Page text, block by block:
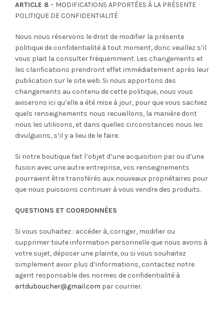
ARTICLE 8 – MODIFICATIONS APPORTÉES À LA PRÉSENTE
POLITIQUE DE CONFIDENTIALITÉ
Nous nous réservons le droit de modifier la présente
politique de confidentialité à tout moment, donc veuillez s’il
vous plait la consulter fréquemment. Les changements et
les clarifications prendront effet immédiatement après leur
publication sur le site web. Si nous apportons des
changements au contenu de cette politique, nous vous
aviserons ici qu’elle a été mise à jour, pour que vous sachiez
quels renseignements nous recueillons, la manière dont
nous les utilisons, et dans quelles circonstances nous les
divulguons, s’il y a lieu de le faire.
Si notre boutique fait l’objet d’une acquisition par ou d’une
fusion avec une autre entreprise, vos renseignements
pourraient être transférés aux nouveaux propriétaires pour
que nous puissions continuer à vous vendre des produits.
QUESTIONS ET COORDONNÉES
Si vous souhaitez : accéder à, corriger, modifier ou
supprimer toute information personnelle que nous avons à
votre sujet, déposer une plainte, ou si vous souhaitez
simplement avoir plus d’informations, contactez notre
agent responsable des normes de confidentialité à
artduboucher@gmail.com par courrier.